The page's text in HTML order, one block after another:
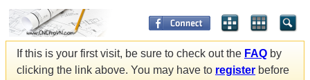
If this is your first visit, be sure to check out the FAQ by
clicking the link above. You may have to register before